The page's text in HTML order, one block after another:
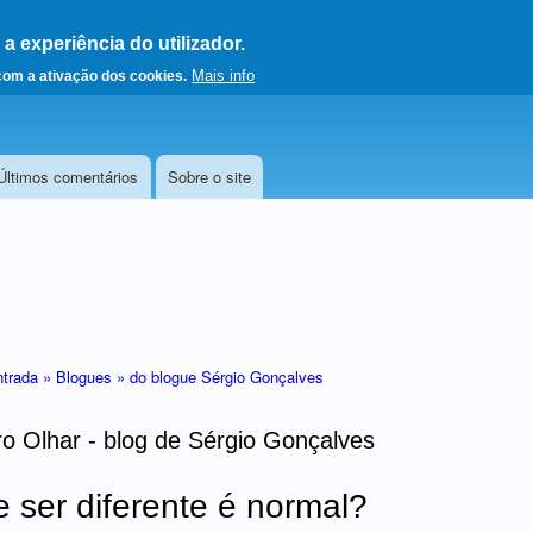
experiência do utilizador.
a ativação dos cookies. Mais info
página principal
comentários Sobre o site
» Blogues » do blogue Sérgio Gonçalves
Olhar - blog de Sérgio Gonçalves
ser diferente é normal?